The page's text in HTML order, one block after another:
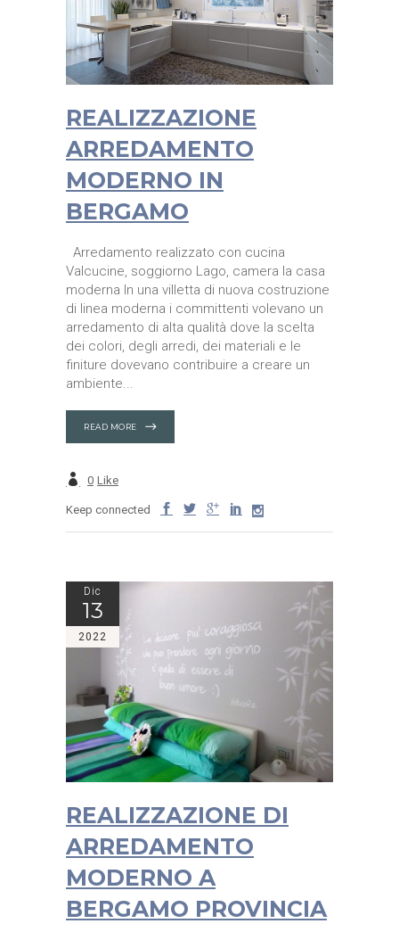
REALIZZAZIONE
ARREDAMENTO
MODERNO IN
BERGAMO
Arredamento realizzato con cucina
Valcucine, soggiorno Lago, camera la casa
moderna In una villetta di nuova costruzione
di linea moderna i committenti volevano un
arredamento di alta qualità dove la scelta
dei colori, degli arredi, dei materiali e le
finiture dovevano contribuire a creare un
ambiente
READ MORE
0 Like
Keep connected
Dic
13
2022
REALIZZAZIONE DI
ARREDAMENTO
MODERNO A
BERGAMO PROVINCIA